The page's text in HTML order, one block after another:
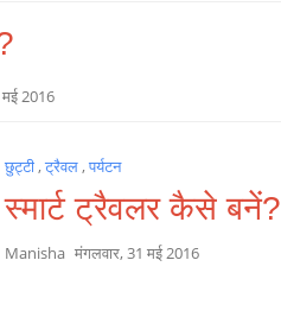
2016
छुट्टी,ट्रैवल,पर्यटन
स्मार्ट ट्रैवलर कैसे बनें?
Manisha मंगलवार, 31 मई 2016